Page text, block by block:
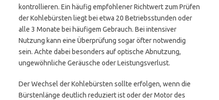
kontrollieren. Ein häufig empfohlener Richtwert zum Prüfen
der Kohlebürsten liegt bei etwa 20 Betriebsstunden oder
alle 3 Monate bei häufigem Gebrauch. Bei intensiver
Nutzung kann eine Überprüfung sogar öfter notwendig
sein. Achte dabei besonders auf optische Abnutzung,
ungewöhnliche Geräusche oder Leistungsverlust.
Der Wechsel der Kohlebürsten sollte erfolgen, wenn die
Bürstenlänge deutlich reduziert ist oder der Motor des